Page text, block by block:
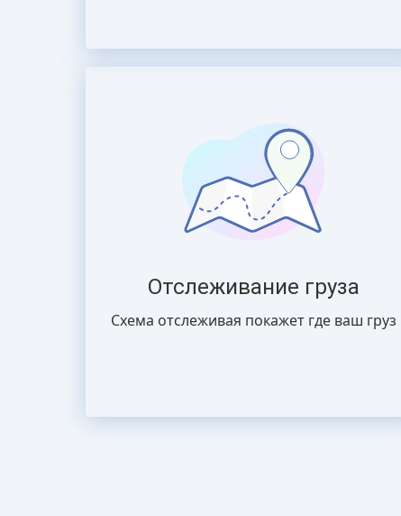
Отслеживание груза
Схема отслеживая покажет где ваш груз